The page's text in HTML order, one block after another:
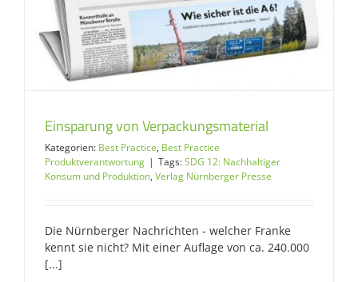
Einsparung von Verpackungsmaterial
Kategorien: Best Practice, Best Practice
Produktverantwortung | Tags:SDG 12: Nachhaltiger
Konsum und Produktion, Verlag Nürnberger Presse
Die Nürnberger Nachrichten - welcher Franke
kennt sie nicht? Mit einer Auflage von ca. 240.000
[...]